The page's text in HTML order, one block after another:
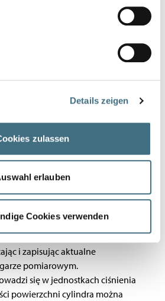
Details zeigen
zulassen
erlauben
Cookies verwenden
I
jest trawers.
wsporczą, a palem testowym
działania siły, montuje się
i „wybraniu luzów” z systemu
systemu, można zaczynać
cyklach podnosi się lub obniża
zadanych w formularzu poziomów,
i zapisując aktualne
pomiarowym.
się w jednostkach ciśnienia
powierzchni cylindra można